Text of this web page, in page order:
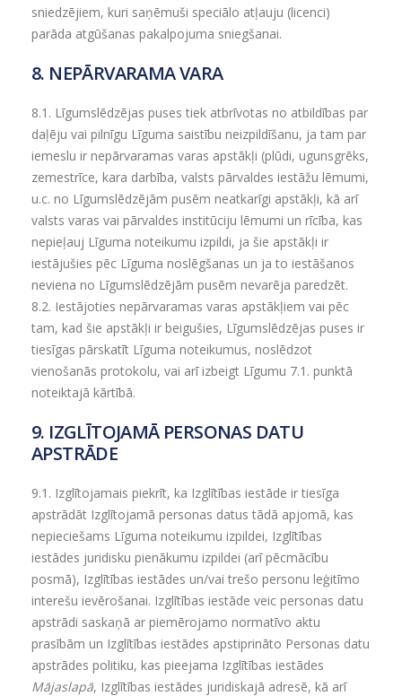
sniedzējiem, kuri saņēmuši speciālo atļauju (licenci)
parāda atgūšanas pakalpojuma sniegšanai.
8. NEPĀRVARAMA VARA
8.1. Līgumslēdzējas puses tiek atbrīvotas no atbildības par
daļēju vai pilnīgu Līguma saistību neizpildīšanu, ja tam par
iemeslu ir nepārvaramas varas apstākļi (plūdi, ugunsgrēks,
zemestrīce, kara darbība, valsts pārvaldes iestāžu lēmumi,
u.c. no Līgumslēdzējām pusēm neatkarīgi apstākļi, kā arī
valsts varas vai pārvaldes institūciju lēmumi un rīcība, kas
nepieļauj Līguma noteikumu izpildi, ja šie apstākļi ir
iestājušies pēc Līguma noslēgšanas un ja to iestāšanos
neviena no Līgumslēdzējām pusēm nevarēja paredzēt.
8.2. Iestājoties nepārvaramas varas apstākļiem vai pēc
tam, kad šie apstākļi ir beigušies, Līgumslēdzējas puses ir
tiesīgas pārskatīt Līguma noteikumus, noslēdzot
vienošanās protokolu, vai arī izbeigt Līgumu 7.1. punktā
noteiktajā kārtībā.
9. IZGLĪTOJAMĀ PERSONAS DATU
APSTRĀDE
9.1. Izglītojamais piekrīt, ka Izglītības iestāde ir tiesīga
apstrādāt Izglītojamā personas datus tādā apjomā, kas
nepieciešams Līguma noteikumu izpildei, Izglītības
iestādes juridisku pienākumu izpildei (arī pēcmācību
posmā), Izglītības iestādes un/vai trešo personu leģitīmo
interešu ievērošanai. Izglītības iestāde veic personas datu
apstrādi saskaņā ar piemērojamo normatīvo aktu
prasībām un Izglītības iestādes apstiprināto Personas datu
apstrādes politiku, kas pieejama Izglītības iestādes
Mājaslapā, Izglītības iestādes juridiskajā adresē, kā arī